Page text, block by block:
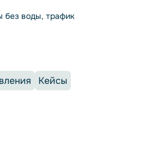
без воды, трафик
Кейсы